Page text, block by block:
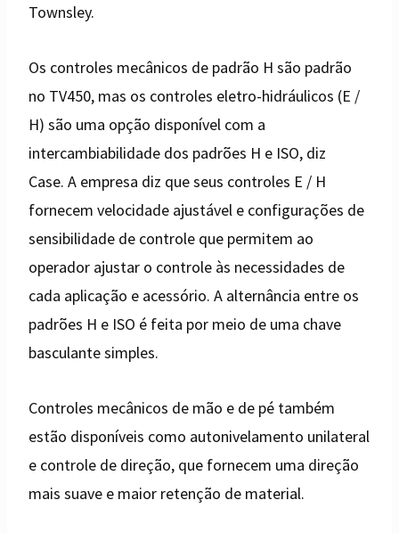
Townsley.
Os controles mecânicos de padrão H são padrão
no TV450, mas os controles eletro-hidráulicos (E /
H) são uma opção disponível com a
intercambiabilidade dos padrões H e ISO, diz
Case. A empresa diz que seus controles E / H
fornecem velocidade ajustável e configurações de
sensibilidade de controle que permitem ao
operador ajustar o controle às necessidades de
cada aplicação e acessório. A alternância entre os
padrões H e ISO é feita por meio de uma chave
basculante simples.
Controles mecânicos de mão e de pé também
estão disponíveis como autonivelamento unilateral
e controle de direção, que fornecem uma direção
mais suave e maior retenção de material.